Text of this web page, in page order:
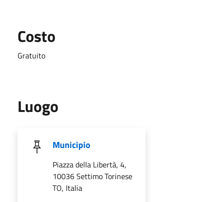
Costo
Gratuito
Luogo
Municipio
Piazza della Libertà, 4,
10036 Settimo Torinese
TO, Italia